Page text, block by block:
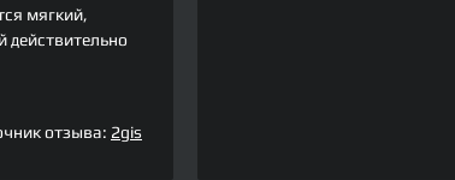
мягкий,
отзыва: 2gis